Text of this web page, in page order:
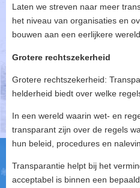
Laten we streven naar meer
het niveau van organisaties en
bouwen aan een eerlijkere
Grotere rechtszekerheid
Grotere rechtszekerheid:
helderheid biedt over welke
In een wereld waarin wet- en
transparant zijn over de regels
hun beleid, procedures en
Transparantie helpt bij het
acceptabel is binnen een